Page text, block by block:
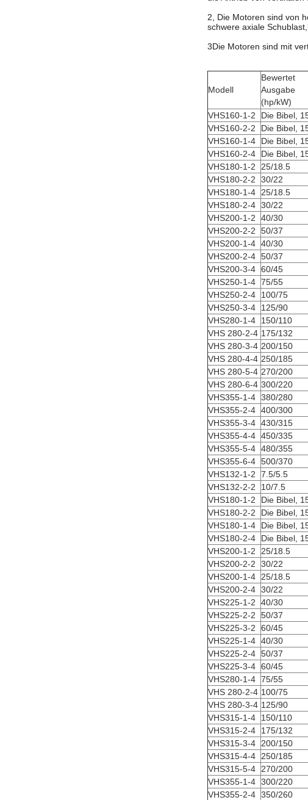
2, Die Motoren sind von
schwere axiale
3Die Motoren sind mit
Modell
Bewertet
Ausgabe
(hp/kW)
VHS160-1-2
Die Bibel,
VHS160-2-2 Die Bibel,
VHS160-1-4
Die Bibel,
VHS160-2-4 Die Bibel,
VHS180-1-2
25/18.5
VHS180-2-2 30/22
VHS180-1-4
25/18.5
VHS180-2-4 30/22
VHS200-1-2
40/30
VHS200-2-2 50/37
VHS200-1-4 40/30
VHS200-2-4 50/37
VHS200-3-4 60/45
VHS250-1-4 75/55
VHS250-2-4 100/75
VHS250-3-4
125/90
VHS280-1-4
150/110
VHS 280-2-4 175/132
VHS 280-3-4 200/150
VHS 280-4-4 250/185
VHS 280-5-4 270/200
VHS 280-6-4 300/220
VHS355-1-4 380/280
VHS355-2-4 400/300
VHS355-3-4 430/315
VHS355-4-4 450/335
VHS355-5-4 480/355
VHS355-6-4 500/370
VHS132-1-2
7.5/5.5
VHS132-2-2 10/7.5
VHS180-1-2
Die Bibel,
VHS180-2-2 Die Bibel,
VHS180-1-4
Die Bibel,
VHS180-2-4 Die Bibel,
VHS200-1-2
25/18.5
VHS200-2-2 30/22
VHS200-1-4
25/18.5
VHS200-2-4 30/22
VHS225-1-2
40/30
VHS225-2-2 50/37
VHS225-3-2
60/45
VHS225-1-4 40/30
VHS225-2-4 50/37
VHS225-3-4 60/45
VHS280-1-4 75/55
VHS 280-2-4 100/75
VHS 280-3-4 125/90
VHS315-1-4
150/110
VHS315-2-4 175/132
VHS315-3-4
200/150
VHS315-4-4
250/185
VHS315-5-4 270/200
VHS355-1-4 300/220
VHS355-2-4 350/260